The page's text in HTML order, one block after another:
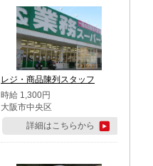
レジ・商品陳列スタッフ
時給 1,300円
大阪市中央区
詳細はこちらから